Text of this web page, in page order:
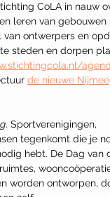
CoLA in nauw
leren van
ontwerpers en
steden en dorpen
de nieuwe
. Sportverenigingen,
tegenkomt die je
hebt. De Dag van
worden ontworpen,